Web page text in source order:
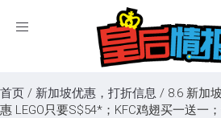
Toggle
首页 / 新加坡优惠，打折信息 / 8.6 新加
惠 LEGO只要S$54*；KFC鸡翅买一送一